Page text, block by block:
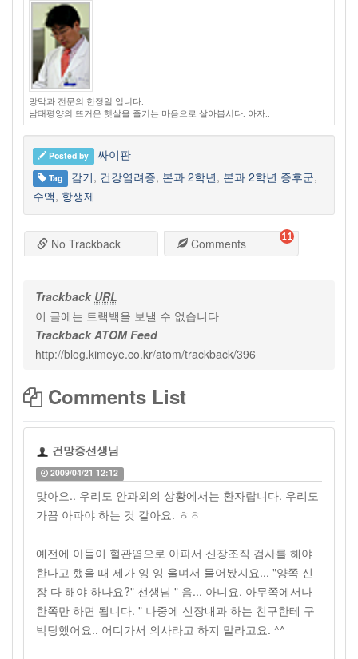
망막과 전문의 한정일 입니다.
남태평양의 뜨거운 햇살을 즐기는 마음으로 살아봅시다. 아자..
Posted by 싸이판
Tag 감기, 건강염려증, 본과 2학년, 본과 2학년 증후군,
수액, 항생제
No Trackback Comments 11
Trackback URL
이 글에는 트랙백을 보낼 수 없습니다
Trackback ATOM Feed
http://blog.kimeye.co.kr/atom/trackback/396
Comments List
건망증선생님
2009/04/21 12:12
맞아요.. 우리도 안과외의 상황에서는 환자랍니다. 우리도
가끔 아파야 하는 것 같아요. ㅎㅎ
예전에 아들이 혈관염으로 아파서 신장조직 검사를 해야
한다고 했을 때 제가 잉 잉 울며서 물어봤지요... "양쪽 신
장 다 해야 하나요?" 선생님 " 음... 아니요. 아무쪽에서나
한쪽만 하면 됩니다. " 나중에 신장내과 하는 친구한테 구
박당했어요.. 어디가서 의사라고 하지 말라고요. ^^